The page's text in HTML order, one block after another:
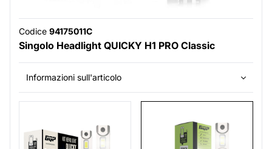
Codice 94175011C
Singolo Headlight QUICKY H1 PRO Classic
Informazioni sull'articolo